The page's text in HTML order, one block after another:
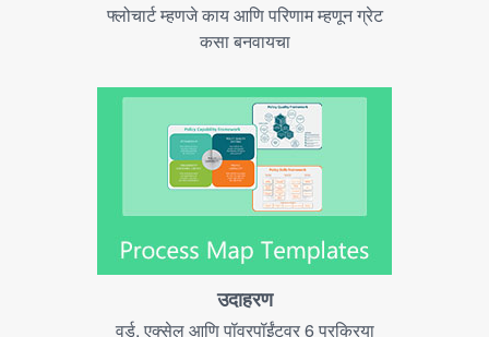
फ्लोचार्ट म्हणजे काय आणि परिणाम म्हणून ग्रेट
कसा बनवायचा
उदाहरण
वर्ड, एक्सेल आणि पॉवरपॉईंटवर 6 प्रक्रिया